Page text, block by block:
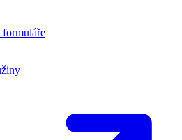
formuláře